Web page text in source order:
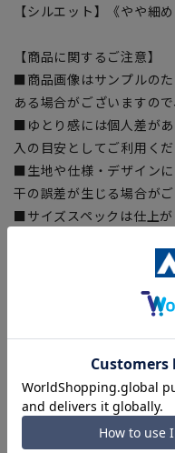
【シルエット】《やや細
【商品に関するご注意】
■商品画像はサンプルの
ある場合がございますの
■ゆとり感には個人差が
入の目安としてご利用くだ
■生地や仕様・デザイン
干の誤差が生じる場合が
■サイズスペックは仕上
■ブラウザやお使いのモ
加減により、実際の商品
上、ご注文いただいたタ
を完了できない場合がご
■お急ぎ発送のご注文に
よってはお急ぎ発送サー